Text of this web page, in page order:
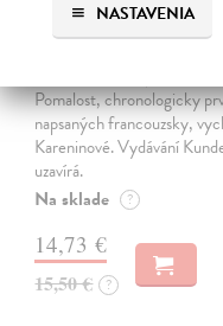
NASTAVENIA
Pomalost
Pomalost, chronologicky
napsaných francouzsky,
Kareninové. Vydávání
uzavírá.
Na sklade ?
14,73 €
15,50 € ?